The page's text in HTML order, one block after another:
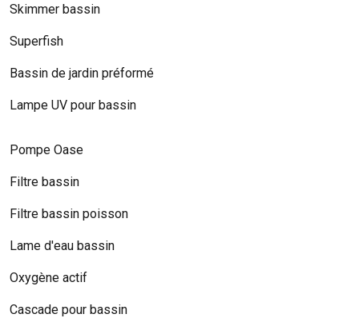
Skimmer bassin
Superfish
Bassin de jardin préformé
Lampe UV pour bassin
Pompe Oase
Filtre bassin
Filtre bassin poisson
Lame d'eau bassin
Oxygène actif
Cascade pour bassin